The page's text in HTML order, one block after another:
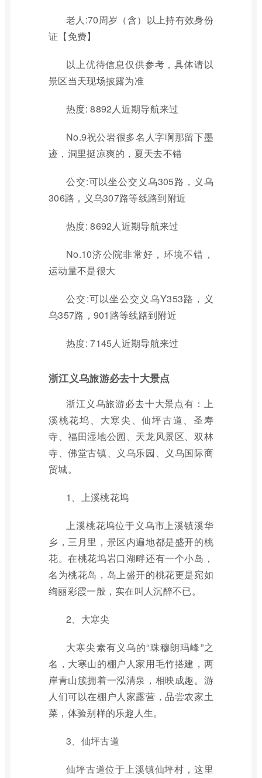
老人:70周岁（含）以上持有效身份
证【免费】
以上优待信息仅供参考，具体请以
景区当天现场披露为准
热度: 8892人近期导航来过
No.9祝公岩很多名人字啊那留下墨
迹，洞里挺凉爽的，夏天去不错
公交:可以坐公交义乌305路，义乌
306路，义乌307路等线路到附近
热度: 8692人近期导航来过
No.10济公院非常好，环境不错，
运动量不是很大
公交:可以坐公交义乌Y353路，义
乌357路，901路等线路到附近
热度: 7145人近期导航来过
浙江义乌旅游必去十大景点
浙江义乌旅游必去十大景点有：上
溪桃花坞、大寒尖、仙坪古道、圣寿
寺、福田湿地公园、天龙风景区、双林
寺、佛堂古镇、义乌乐园、义乌国际商
贸城。
1、上溪桃花坞
上溪桃花坞位于义乌市上溪镇溪华
乡，三月里，景区内遍地都是盛开的桃
花。在桃花坞岩口湖畔还有一个小岛，
名为桃花岛，岛上盛开的桃花更是宛如
绚丽彩霞一般，实在叫人沉醉不已。
2、大寒尖
大寒尖素有义乌的“珠穆朗玛峰”之
名，大寒山的棚户人家用毛竹搭建，两
岸青山簇拥着一泓清泉，相映成趣。游
人们可以在棚户人家露营，品尝农家土
菜，体验别样的乐趣人生。
3、仙坪古道
仙坪古道位于上溪镇仙坪村，这里